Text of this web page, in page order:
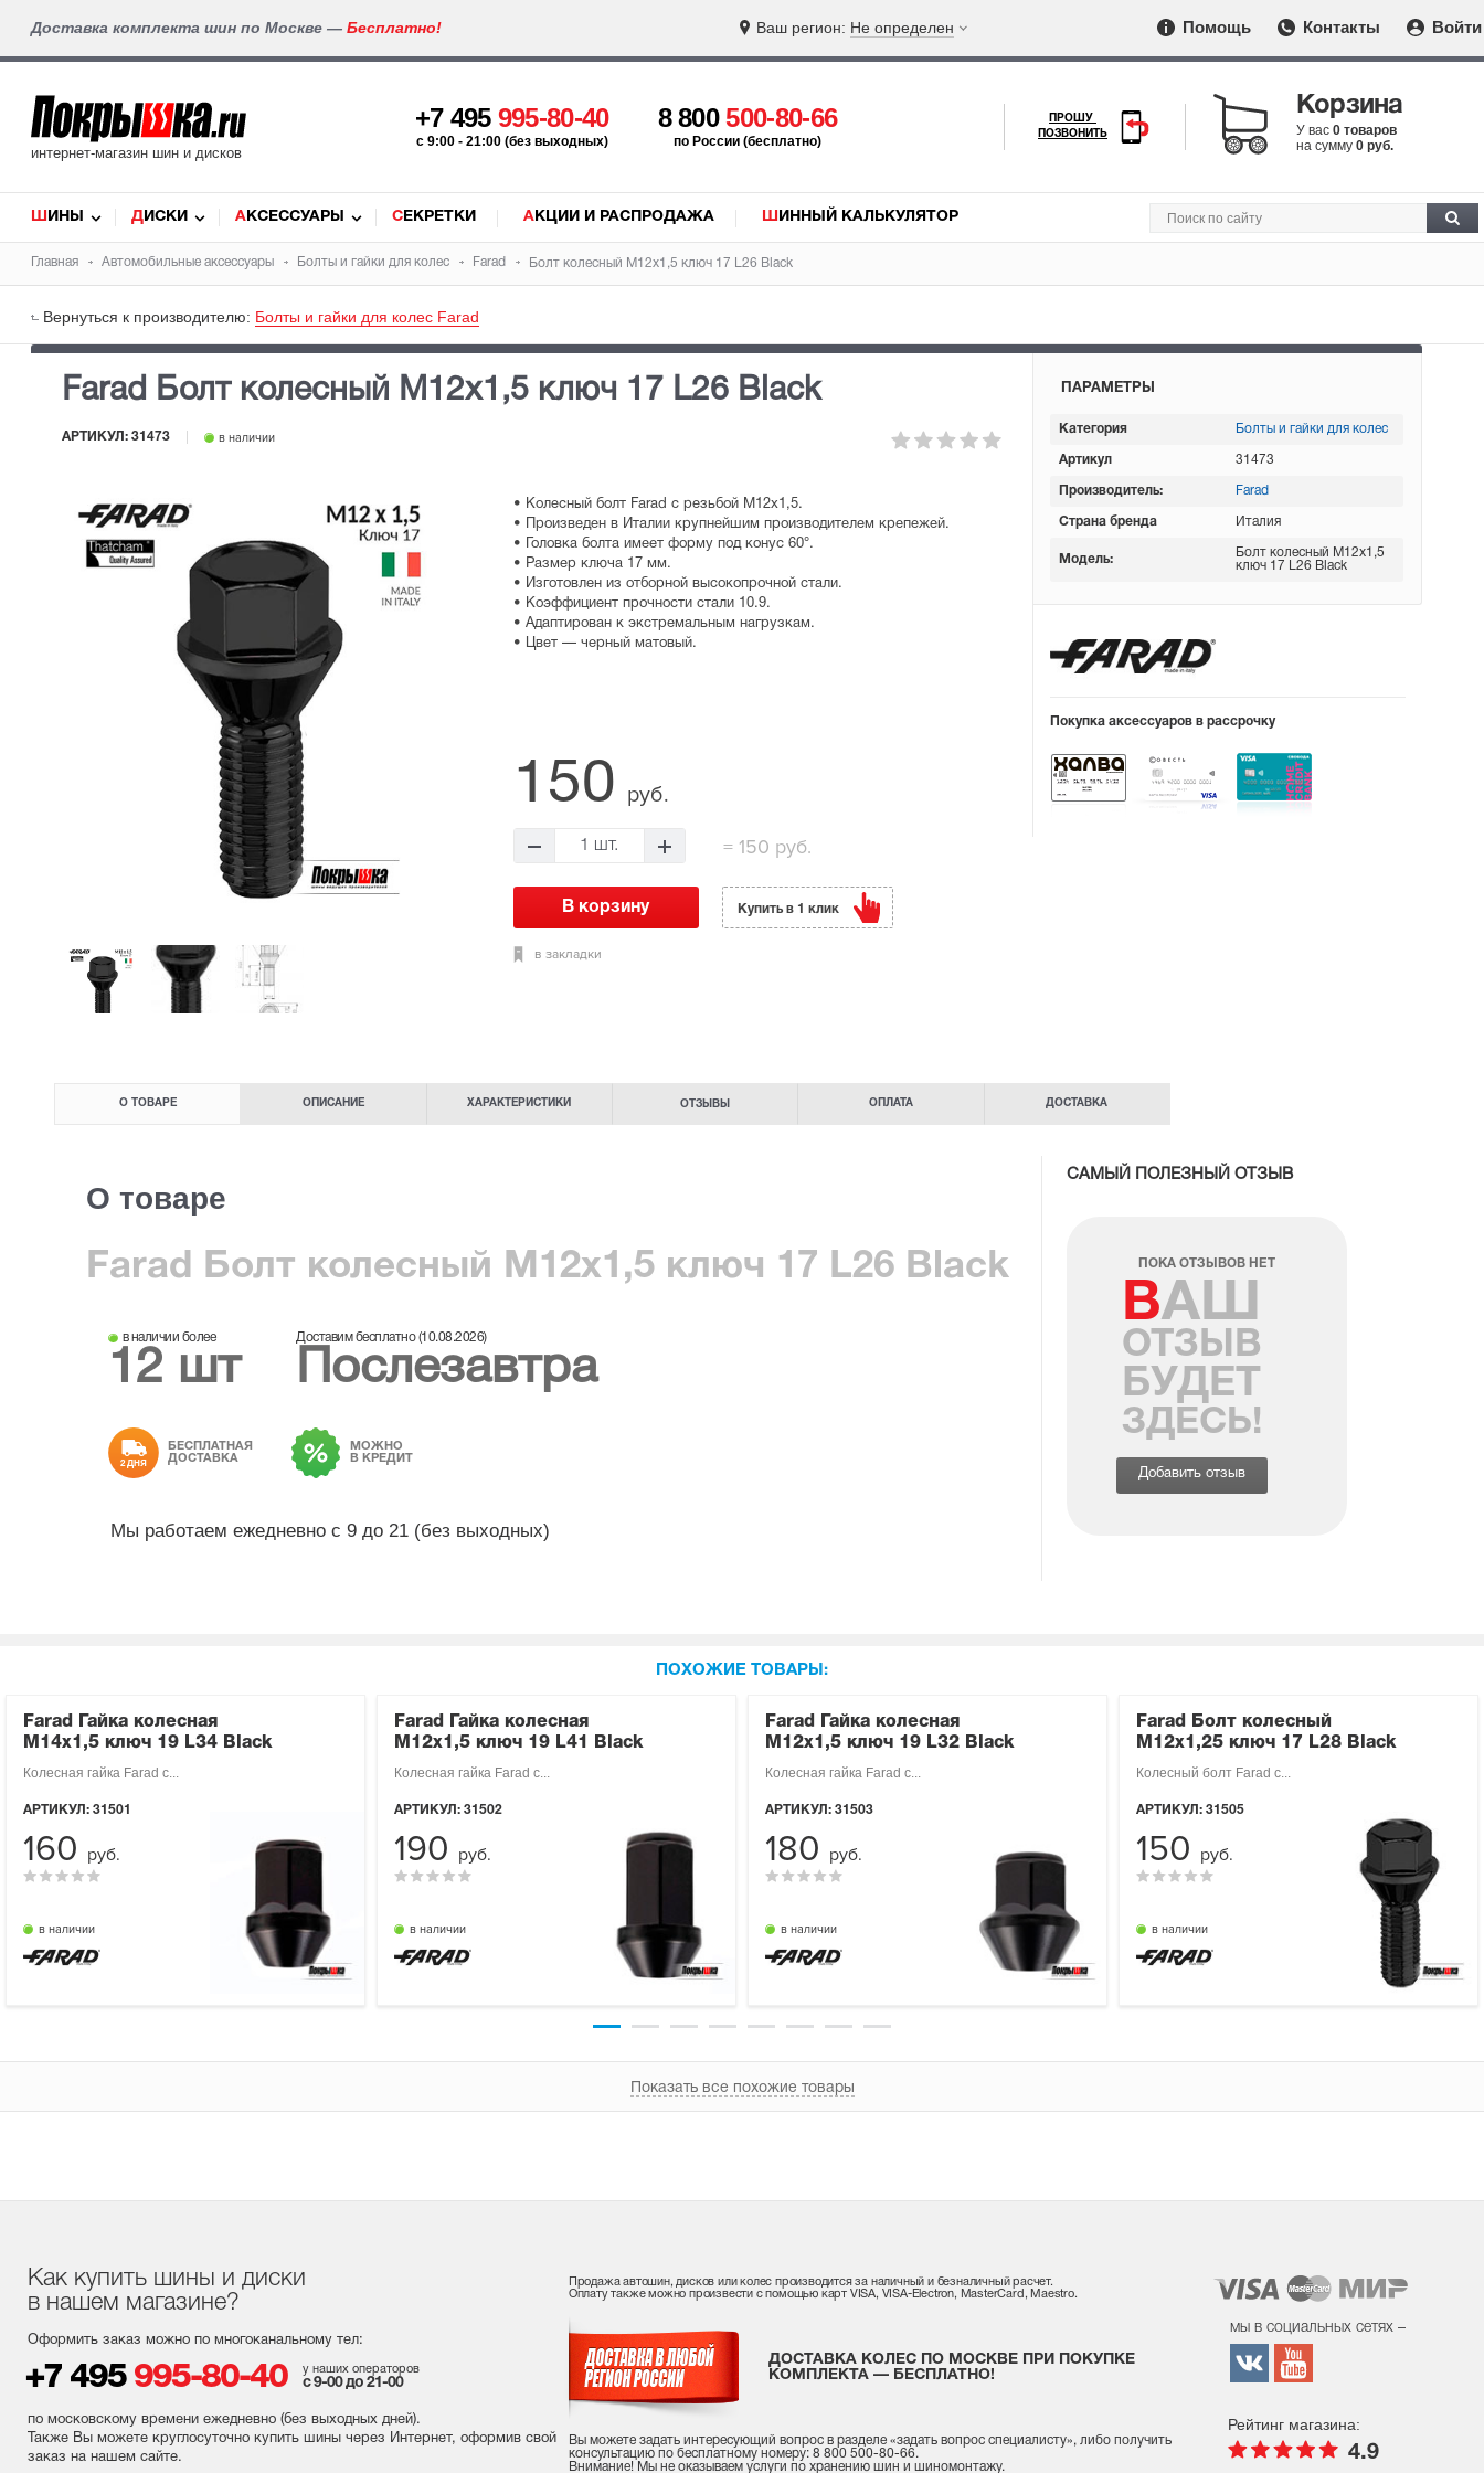
Доставка комплекта шин по Москве — Бесплатно! Ваш регион: Не определен Помощь Контакты Войти
интернет-магазин шин и дисков
+7 495 995-80-40
c 9:00 - 21:00 (без выходных)
8 800500-80-66
по России (бесплатно)
ПРОШУ
ПОЗВОНИТЬ
Корзина
У вас 0 товаров
на сумму 0 руб.
ШИНЫ ДИСКИ АКСЕССУАРЫ СЕКРЕТКИ АКЦИИ И РАСПРОДАЖА ШИННЫЙ КАЛЬКУЛЯТОР
Главная Автомобильные аксессуары Болты и гайки для колес Farad Болт колесный М12х1,5 ключ 17 L26 Black
Вернуться к производителю: Болты и гайки для колес Farad
Farad Болт колесный М12х1,5 ключ 17 L26 Black
АРТИКУЛ: 31473 в наличии
• Колесный болт Farad с резьбой М12х1,5.
• Произведен в Италии крупнейшим производителем крепежей.
• Головка болта имеет форму под конус 60°.
• Размер ключа 17 мм.
• Изготовлен из отборной высокопрочной стали.
• Коэффициент прочности стали 10.9.
• Адаптирован к экстремальным нагрузкам.
• Цвет — черный матовый.
150 руб.
= 150 руб.
в закладки
Купить в 1 клик
ПАРАМЕТРЫ
Категория Болты и гайки для колес
Артикул 31473
Производитель: Farad
Страна бренда Италия
Модель:
Болт колесный М12х1,5
ключ 17 L26 Black
Покупка аксессуаров в рассрочку
О ТОВАРЕ ОПИСАНИЕ ХАРАКТЕРИСТИКИ ОТЗЫВЫ ОПЛАТА ДОСТАВКА
О товаре
Farad Болт колесный М12х1,5 ключ 17 L26 Black
в наличии более
12 шт
Доставим бесплатно (10.08.2026)
Послезавтра
2 ДНЯ
БЕСПЛАТНАЯ
ДОСТАВКА
МОЖНО
В КРЕДИТ
Мы работаем ежедневно с 9 до 21 (без выходных)
САМЫЙ ПОЛЕЗНЫЙ ОТЗЫВ
ПОКА ОТЗЫВОВ НЕТ
ВАШ
ОТЗЫВ
БУДЕТ
ЗДЕСЬ!
Добавить отзыв
ПОХОЖИЕ ТОВАРЫ:
Farad Гайка колесная
М14х1,5 ключ 19 L34 Black
Колесная гайка Farad с...
АРТИКУЛ: 31501
160 руб.
в наличии
Farad Гайка колесная
М12х1,5 ключ 19 L41 Black
Колесная гайка Farad с...
АРТИКУЛ: 31502
190 руб.
в наличии
Farad Гайка колесная
М12х1,5 ключ 19 L32 Black
Колесная гайка Farad с...
АРТИКУЛ: 31503
180 руб.
в наличии
Farad Болт колесный
М12х1,25 ключ 17 L28 Black
Колесный болт Farad с...
АРТИКУЛ: 31505
150 руб.
в наличии
Показать все похожие товары
Как купить шины и диски
в нашем магазине?
Оформить заказ можно по многоканальному тел:
+7 495 995-80-40 у наших операторов
с 9-00 до 21-00
по московскому времени ежедневно (без выходных дней).
Также Вы можете круглосуточно купить шины через Интернет, оформив свой
заказ на нашем сайте.
Продажа автошин, дисков или колес производится за наличный и безналичный расчет.
Оплату также можно произвести с помощью карт VISA, VISA-Electron, MasterCard, Maestro.
ДОСТАВКА КОЛЕС ПО МОСКВЕ ПРИ ПОКУПКЕ
КОМПЛЕКТА — БЕСПЛАТНО!
Вы можете задать интересующий вопрос в разделе «задать вопрос специалисту», либо получить
консультацию по бесплатному номеру: 8 800 500-80-66.
Внимание! Мы не оказываем услуги по хранению шин и шиномонтажу.
мы в социальных сетях –
Рейтинг магазина:
4.9